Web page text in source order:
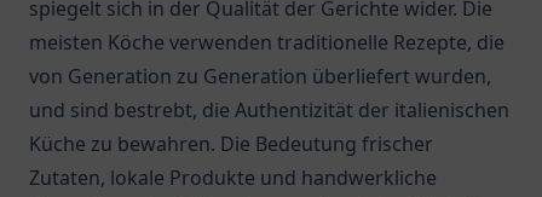
spiegelt sich in der Qualität der Gerichte wider. Die
meisten Köche verwenden traditionelle Rezepte, die
von Generation zu Generation überliefert wurden,
und sind bestrebt, die Authentizität der italienischen
Küche zu bewahren. Die Bedeutung frischer
Zutaten, lokale Produkte und handwerkliche